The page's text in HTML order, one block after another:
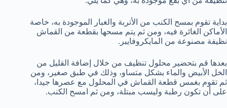
بداية تقوم بمسح الكنب من الأتربة والغبار الموجودة به، خاصة
الأماكن الغائرة فيه، ومن ثم يتم مسحها بقطعة من القماش
نظيفة مصنوعة من المايكروفايبر.
بعدها قم بتحضير محلول تنظيف من خلال إضافة القليل من
الخل الأبيض والماء بشكل متساو، وذلك في طبق صغير، ومن
ثم تقوم بغمس قطعة القماش في المحلول مع عصرها جيدا،
على أن تكون رطبة وليسب مبتلة، ومن ثم امسح الكنب.